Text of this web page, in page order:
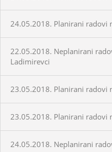
24.05.2018. Planirani radovi
22.05.2018. Neplanirani
Ladimirevci
23.05.2018. Planirani radovi
23.05.2018. Planirani radovi
24.05.2018. Neplanirani